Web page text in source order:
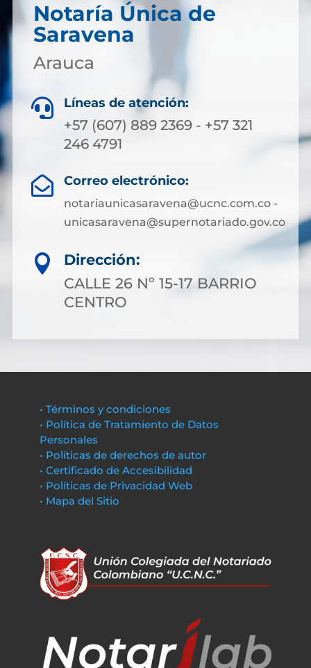
Notaría Única de
Saravena
Arauca
 Líneas de atención:
+57 (607) 889 2369 - +57 321
246 4791
 Correo electrónico:
notariaunicasaravena@ucnc.com.co -
unicasaravena@supernotariado.gov.co

Dirección:
CALLE 26 Nº 15-17 BARRIO
CENTRO
• Términos y condiciones
• Política de Tratamiento de Datos
Personales
• Políticas de derechos de autor
• Certificado de Accesibilidad
• Políticas de Privacidad Web
• Mapa del Sitio